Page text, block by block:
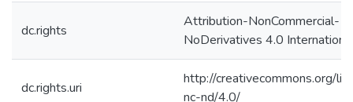
dc.rights
Attribution-NonCommercial-
NoDerivatives 4.0
dc.rights.uri
http://creativecommons.org/
nc-nd/4.0/